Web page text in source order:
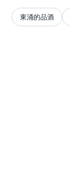
東涌的品酒